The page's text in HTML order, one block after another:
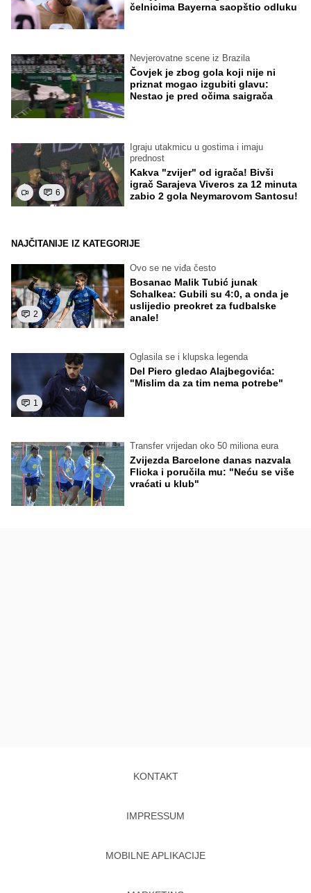
čelnicima Bayerna saopštio odluku
Nevjerovatne scene iz Brazila
Čovjek je zbog gola koji nije ni
priznat mogao izgubiti glavu:
Nestao je pred očima saigrača
6
Igraju utakmicu u gostima i imaju
prednost
Kakva "zvijer" od igrača! Bivši
igrač Sarajeva Viveros za 12 minuta
zabio 2 gola Neymarovom Santosu!
NAJČITANIJE IZ KATEGORIJE
2
Ovo se ne viđa često
Bosanac Malik Tubić junak
Schalkea: Gubili su 4:0, a onda je
uslijedio preokret za fudbalske
anale!
1
Oglasila se i klupska legenda
Del Piero gledao Alajbegovića:
"Mislim da za tim nema potrebe"
Transfer vrijedan oko 50 miliona eura
Zvijezda Barcelone danas nazvala
Flicka i poručila mu: "Neću se više
vraćati u klub"
KONTAKT
IMPRESSUM
MOBILNE APLIKACIJE